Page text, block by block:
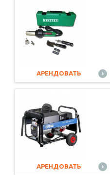
АРЕНДОВАТЬ
АРЕНДОВАТЬ